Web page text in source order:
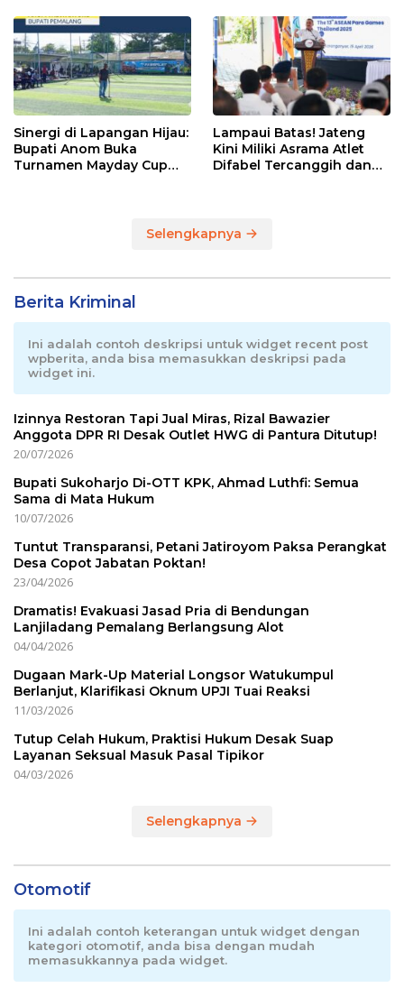
Sinergi di Lapangan Hijau:
Bupati Anom Buka
Turnamen Mayday Cup
Lampaui Batas! Jateng
Kini Miliki Asrama Atlet
Difabel Tercanggih dan
Selengkapnya
Berita Kriminal
Ini adalah contoh deskripsi untuk widget recent post
wpberita, anda bisa memasukkan deskripsi pada
widget ini.
Izinnya Restoran Tapi Jual Miras, Rizal Bawazier
Anggota DPR RI Desak Outlet HWG di Pantura Ditutup!
20/07/2026
Bupati Sukoharjo Di-OTT KPK, Ahmad Luthfi: Semua
Sama di Mata Hukum
10/07/2026
Tuntut Transparansi, Petani Jatiroyom Paksa Perangkat
Desa Copot Jabatan Poktan!
23/04/2026
Dramatis! Evakuasi Jasad Pria di Bendungan
Lanjiladang Pemalang Berlangsung Alot
04/04/2026
Dugaan Mark-Up Material Longsor Watukumpul
Berlanjut, Klarifikasi Oknum UPJI Tuai Reaksi
11/03/2026
Tutup Celah Hukum, Praktisi Hukum Desak Suap
Layanan Seksual Masuk Pasal Tipikor
04/03/2026
Selengkapnya
Otomotif
Ini adalah contoh keterangan untuk widget dengan
kategori otomotif, anda bisa dengan mudah
memasukkannya pada widget.